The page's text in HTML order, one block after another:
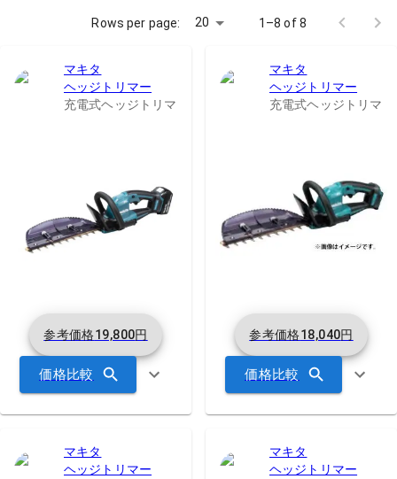
Rows per page: 20 1–8 of 8
マキタ
ヘッジトリマー
充電式ヘッジトリマ
参考価格19,800円
価格比較
マキタ
ヘッジトリマー
充電式ヘッジトリマ
参考価格18,040円
価格比較
マキタ
ヘッジトリマー
マキタ
ヘッジトリマー